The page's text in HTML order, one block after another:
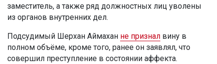
заместитель, а также ряд должностных лиц уволены
из органов внутренних дел.
Подсудимый Шерхан Аймахан не признал вину в
полном объёме, кроме того, ранее он заявлял, что
совершил преступление в состоянии аффекта.